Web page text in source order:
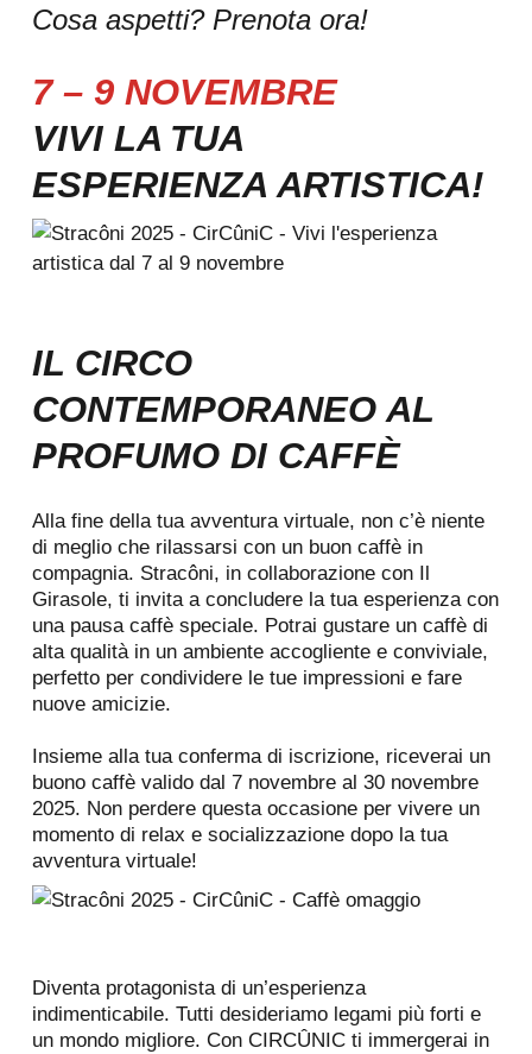
Cosa aspetti? Prenota ora!
7 – 9 NOVEMBRE
VIVI LA TUA
ESPERIENZA ARTISTICA!
IL CIRCO
CONTEMPORANEO AL
PROFUMO DI CAFFÈ
Alla fine della tua avventura virtuale, non c’è niente
di meglio che rilassarsi con un buon caffè in
compagnia. Stracôni, in collaborazione con Il
Girasole, ti invita a concludere la tua esperienza con
una pausa caffè speciale. Potrai gustare un caffè di
alta qualità in un ambiente accogliente e conviviale,
perfetto per condividere le tue impressioni e fare
nuove amicizie.
Insieme alla tua conferma di iscrizione, riceverai un
buono caffè valido dal 7 novembre al 30 novembre
2025. Non perdere questa occasione per vivere un
momento di relax e socializzazione dopo la tua
avventura virtuale!
Diventa protagonista di un’esperienza
indimenticabile. Tutti desideriamo legami più forti e
un mondo migliore. Con CIRCÛNIC ti immergerai in